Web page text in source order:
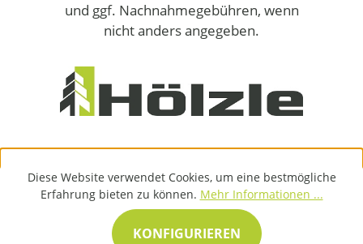
und ggf. Nachnahmegebühren, wenn
nicht anders angegeben.
Diese Website verwendet Cookies, um eine bestmögliche
Erfahrung bieten zu können. Mehr Informationen ...
KONFIGURIEREN